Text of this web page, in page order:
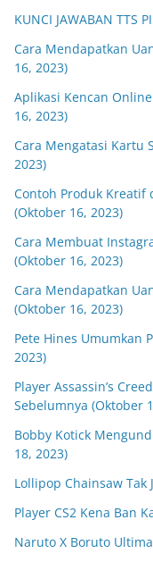
KUNCI JAWABAN TTS
Cara Mendapatkan
16, 2023)
Aplikasi Kencan
16, 2023)
Cara Mengatasi Kartu
2023)
Contoh Produk
(Oktober 16, 2023)
Cara Membuat
(Oktober 16, 2023)
Cara Mendapatkan
(Oktober 16, 2023)
Pete Hines Umumkan
2023)
Player Assassin’s
Sebelumnya (Oktober
Bobby Kotick
18, 2023)
Lollipop Chainsaw Tak
Player CS2 Kena Ban
Naruto X Boruto